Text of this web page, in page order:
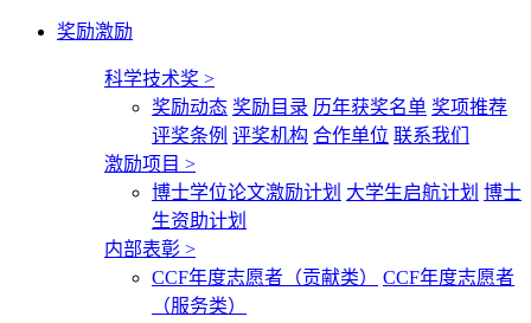
奖励激励
科学技术奖 >
奖励动态 奖励目录 历年获奖名单 奖项推荐
评奖条例 评奖机构 合作单位 联系我们
激励项目 >
博士学位论文激励计划 大学生启航计划 博士
生资助计划
内部表彰 >
CCF年度志愿者（贡献类）
CCF年度志愿者
（服务类）